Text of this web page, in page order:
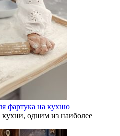
фартука на кухню
кухни, одним из наиболее